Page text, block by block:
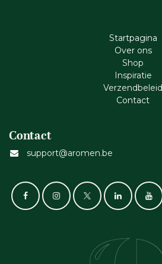
Startpagina
Ove​r​ ons
Shop
Inspiratie
Verzendbeleid
Cont​act
Contact
support@aromen.be